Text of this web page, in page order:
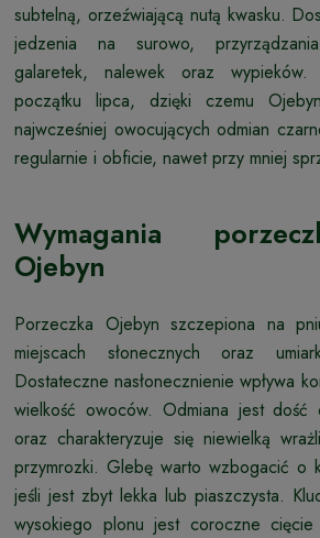
subtelną, orzeźwiającą nutą kwasku.
jedzenia na surowo,
galaretek, nalewek oraz
początku lipca, dzięki czemu
najwcześniej owocujących odmian
regularnie i obficie, nawet przy mniej
Wymagania
Ojebyn
Porzeczka Ojebyn szczepiona na
miejscach słonecznych oraz
Dostateczne nasłonecznienie wpływa
wielkość owoców. Odmiana jest
oraz charakteryzuje się niewielką
przymrozki. Glebę warto wzbogacić o
jeśli jest zbyt lekka lub piaszczysta.
wysokiego plonu jest coroczne